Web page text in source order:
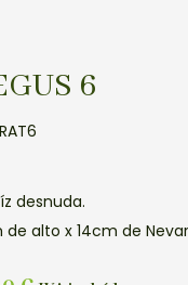
6
desnuda.
alto x 14cm de